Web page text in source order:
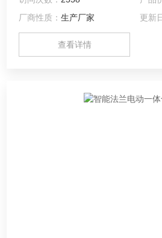
蚀、耐高温、抗靡损的可靠性。适用
工、电厂、钢厂、工业环保水处理及
作调节流量和截断流体装置。
厂商性质：生产厂家 更新
查看详情